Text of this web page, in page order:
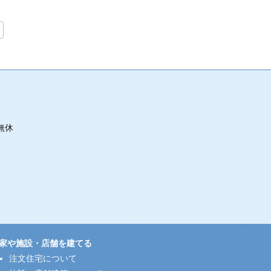
休
や施設・店舗を建てる
注文住宅について